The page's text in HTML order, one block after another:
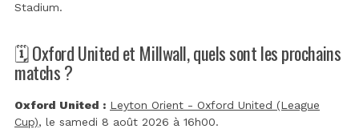
Stadium.
🗓️ Oxford United et Millwall, quels sont les prochains
matchs ?
Oxford United : Leyton Orient - Oxford United (League
Cup), le samedi 8 août 2026 à 16h00.